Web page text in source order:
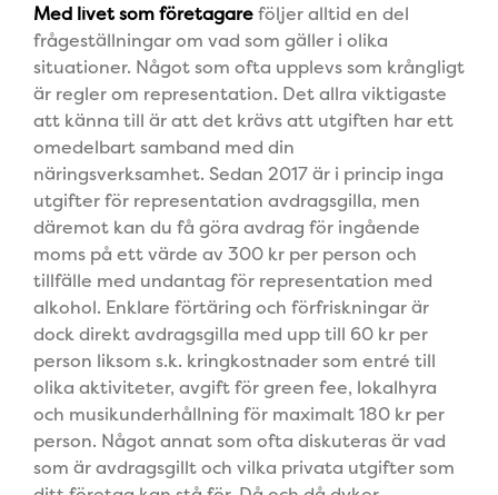
Med livet som företagareföljer alltid en del
frågeställningar om vad som gäller i olika
situationer. Något som ofta upplevs som krångligt
är regler om representation. Det allra viktigaste
att känna till är att det krävs att utgiften har ett
omedelbart samband med din
näringsverksamhet. Sedan 2017är i princip inga
utgifter för representation avdragsgilla, men
däremot kan du få göra avdrag för ingående
moms på ett värde av 300 kr per person och
tillfälle med undantag för representation med
alkohol. Enklare förtäring och förfriskningar är
dock direkt avdragsgilla med upp till 60 kr per
person liksom s.k. kringkostnader som entré till
olika aktiviteter, avgift för green fee, lokalhyra
och musikunderhållning för maximalt 180 kr per
person. Något annat som ofta diskuteras är vad
som är avdragsgillt och vilka privata utgifter som